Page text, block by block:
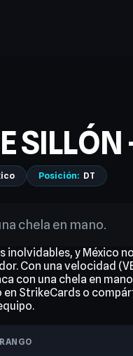
Posición: DT
chela en mano.
y México
Con una velocidad
con una chela en
StrikeCards o
RANGO